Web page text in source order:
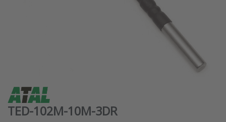
TED-102M-10M-3DR